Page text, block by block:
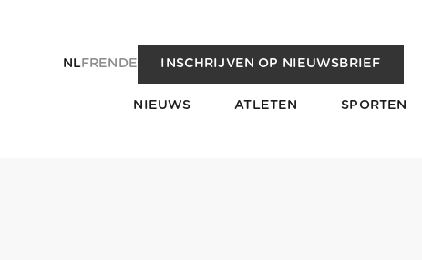
NLFREN DE INSCHRIJVEN OP NIEUWSBRIEF
NIEUWS ATLETEN SPORTEN